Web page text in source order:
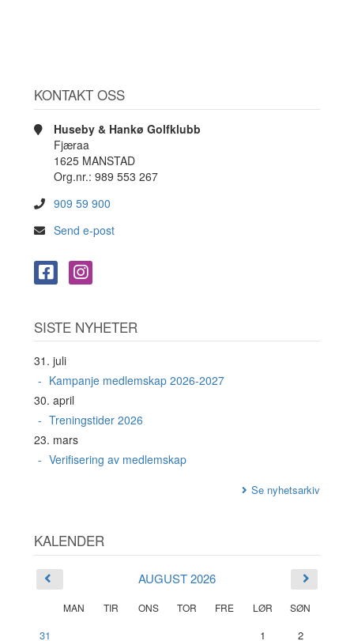
KONTAKT OSS
Huseby & Hankø Golfklubb
Fjæraa
1625 MANSTAD
Org.nr.: 989 553 267
909 59 900
Send e-post
SISTE NYHETER
31. juli
Kampanje medlemskap 2026-2027
30. april
Treningstider 2026
23. mars
Verifisering av medlemskap
Se nyhetsarkiv
KALENDER
AUGUST 2026
MAN TIR ONS TOR FRE LØR SØN
31 1 2